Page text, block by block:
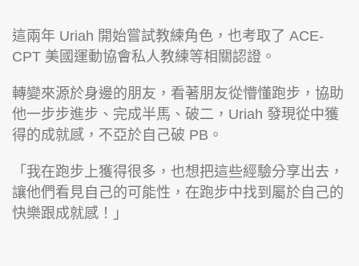
這兩年 Uriah 開始嘗試教練角色，也考取了 ACE-
CPT 美國運動協會私人教練等相關認證。
轉變來源於身邊的朋友，看著朋友從懵懂跑步，協助
他一步步進步、完成半馬、破二，Uriah 發現從中獲
得的成就感，不亞於自己破 PB。
「我在跑步上獲得很多，也想把這些經驗分享出去，
讓他們看見自己的可能性，在跑步中找到屬於自己的
快樂跟成就感！」